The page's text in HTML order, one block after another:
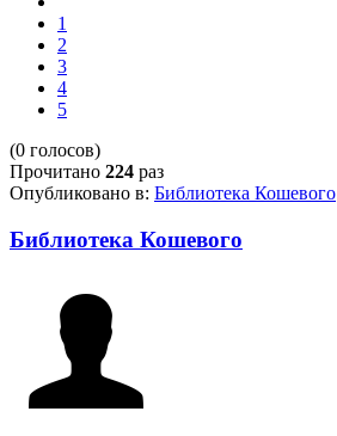
1
2
3
4
5
(0 голосов)
Прочитано 224 раз
Опубликовано в: Библиотека Кошевого
Библиотека Кошевого